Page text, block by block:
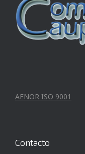
AENOR ISO 9001
Contacto